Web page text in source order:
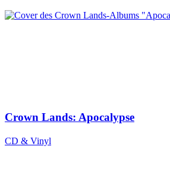
Crown Lands: Apocalypse
CD & Vinyl